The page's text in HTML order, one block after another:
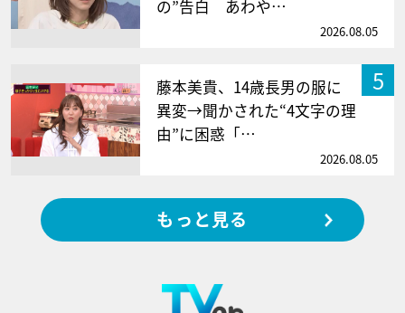
の”告白 あわや…
2026.08.05
5
藤本美貴、14歳長男の服に
異変→聞かされた“4文字の理
由”に困惑「…
2026.08.05
もっと見る